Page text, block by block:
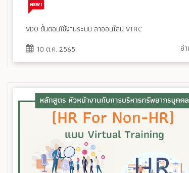
VDO ขั้นตอนใช้งานระบบ ลาออนไลน์ VTRC
10 ต.ค. 2565
อ่